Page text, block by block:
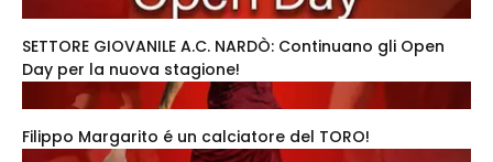
SETTORE GIOVANILE A.C. NARDÒ: Continuano gli Open
Day per la nuova stagione!
Filippo Margarito é un calciatore del TORO!